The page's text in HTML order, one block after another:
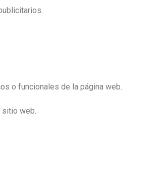
o funcionales de la página web.
sitio web.